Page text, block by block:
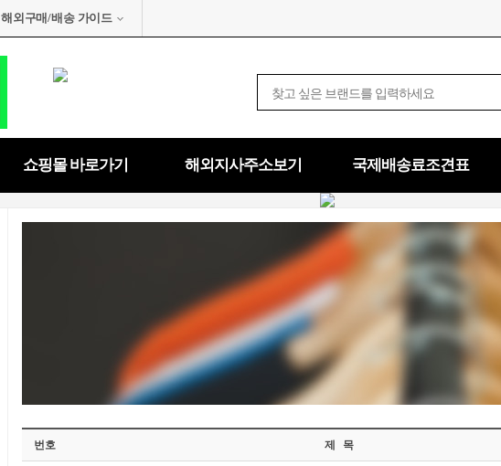
해외구매/배송 가이드
쇼핑몰 바로가기 해외지사주소보기 국제배송료조견표
번호 제 목